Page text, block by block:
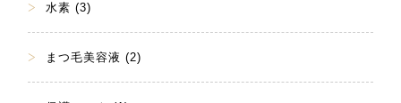
水素 (3)
まつ毛美容液 (2)